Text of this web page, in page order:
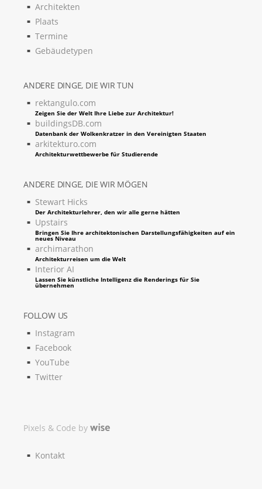
Architekten
Plaats
Termine
Gebäudetypen
ANDERE DINGE, DIE WIR TUN
rektangulo.com
Zeigen Sie der Welt Ihre Liebe zur Architektur!
buildingsDB.com
Datenbank der Wolkenkratzer in den Vereinigten Staaten
arkitekturo.com
Architekturwettbewerbe für Studierende
ANDERE DINGE, DIE WIR MÖGEN
Stewart Hicks
Der Architekturlehrer, den wir alle gerne hätten
Upstairs
Bringen Sie Ihre architektonischen Darstellungsfähigkeiten auf ein
neues Niveau
archimarathon
Architekturreisen um die Welt
Interior AI
Lassen Sie künstliche Intelligenz die Renderings für Sie
übernehmen
FOLLOW US
Instagram
Facebook
YouTube
Twitter
Pixels & Code by
Kontakt